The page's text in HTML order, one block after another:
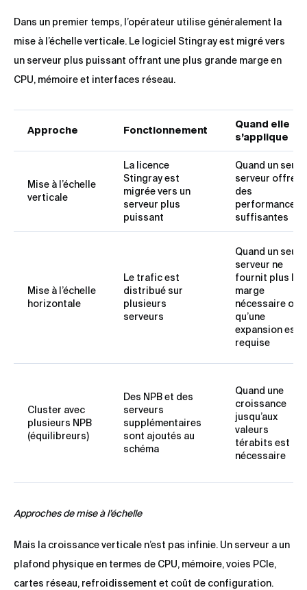
Dans un premier temps, l’opérateur utilise généralement la
mise à l’échelle verticale. Le logiciel Stingray est migré vers
un serveur plus puissant offrant une plus grande marge en
CPU, mémoire et interfaces réseau.
Approche Fonctionnement
Quand elle
s’applique
Mise à l’échelle
verticale
La licence
Stingray est
migrée vers un
serveur plus
puissant
Quand un seul
serveur offre
des
performances
suffisantes
Mise à l’échelle
horizontale
Le trafic est
distribué sur
plusieurs
serveurs
Quand un seul
serveur ne
fournit plus la
marge
nécessaire ou
qu’une
expansion est
requise
Cluster avec
plusieurs NPB
(équilibreurs)
Des NPB et des
serveurs
supplémentaires
sont ajoutés au
schéma
Quand une
croissance
jusqu’aux
valeurs
térabits est
nécessaire
Approches de mise à l’échelle
Mais la croissance verticale n’est pas infinie. Un serveur a un
plafond physique en termes de CPU, mémoire, voies PCIe,
cartes réseau, refroidissement et coût de configuration.